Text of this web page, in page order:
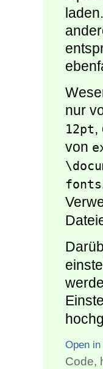
nur
12pt,
von
Open in
Code,